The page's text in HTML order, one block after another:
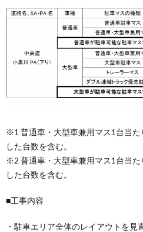
※1 普通車・大型車兼用マス1台当た
した台数を含む。
※2 普通車・大型車兼用マス1台当た
した台数を含む。
■工事内容
・駐車エリア全体のレイアウトを見